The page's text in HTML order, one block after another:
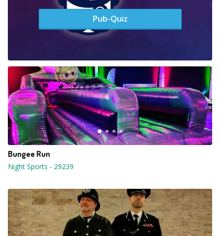
Pub-Quiz
Bungee Run
Night Sports - 29239